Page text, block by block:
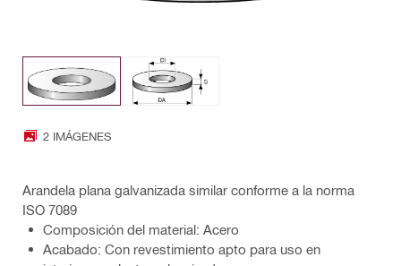
2 IMÁGENES
Arandela plana galvanizada similar conforme a la norma
ISO 7089
Composición del material: Acero
Acabado: Con revestimiento apto para uso en